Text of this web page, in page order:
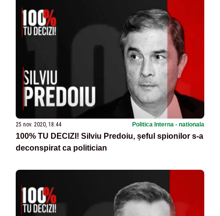
25 nov. 2020, 18:44 Politica Interna - nationala
100% TU DECIZI! Silviu Predoiu, șeful spionilor s-a
deconspirat ca politician